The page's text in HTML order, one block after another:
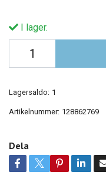
I lager.
Lagersaldo: 1
Artikelnummer: 128862769
Dela